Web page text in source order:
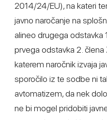
2014/24/EU), na kateri
javno naročanje na
alineo drugega odstavka
prvega odstavka 2.
katerem naročnik izvaja
sporočilo iz te sodbe ni
avtomatizem, da nek
ne bi mogel pridobiti